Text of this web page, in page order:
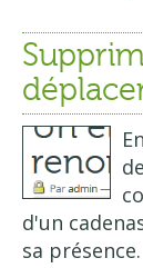
d'un
sa présence.